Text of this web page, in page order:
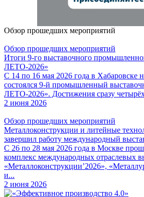
Обзор прошедших мероприятий
Обзор прошедших мероприятий
Итоги 9-го выставочного
ЛЕТО-2026»
С 14 по 16 мая 2026 года в Хабаровске
состоялся 9-й промышленный
ЛЕТО-2026». Достижения сразу
2 июня 2026
Обзор прошедших мероприятий
Металлоконструкции и литейные
завершил работу международный
С 26 по 28 мая 2026 года в Москве
комплекс международных отраслевых
«Металлоконструкции’2026»,
и...
2 июня 2026